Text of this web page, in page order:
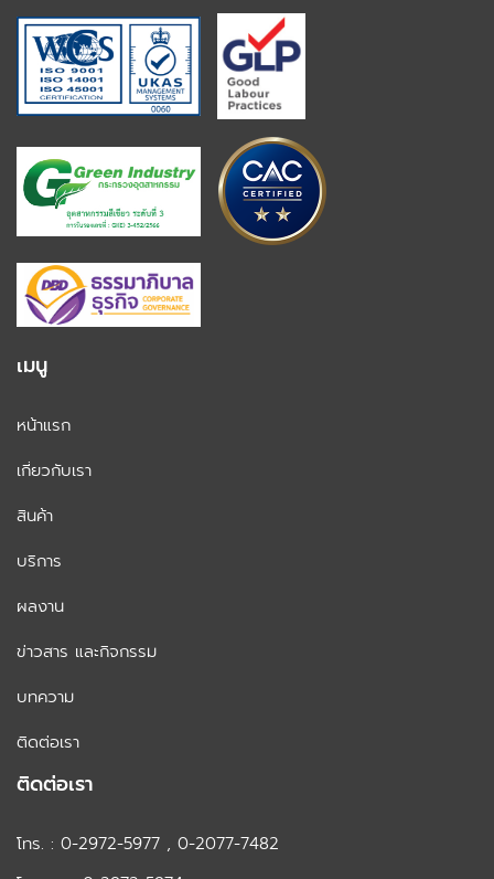
เมนู
หน้าแรก
เกี่ยวกับเรา
สินค้า
บริการ
ผลงาน
ข่าวสาร และกิจกรรม
บทความ
ติดต่อเรา
ติดต่อเรา
โทร. : 0-2972-5977 , 0-2077-7482